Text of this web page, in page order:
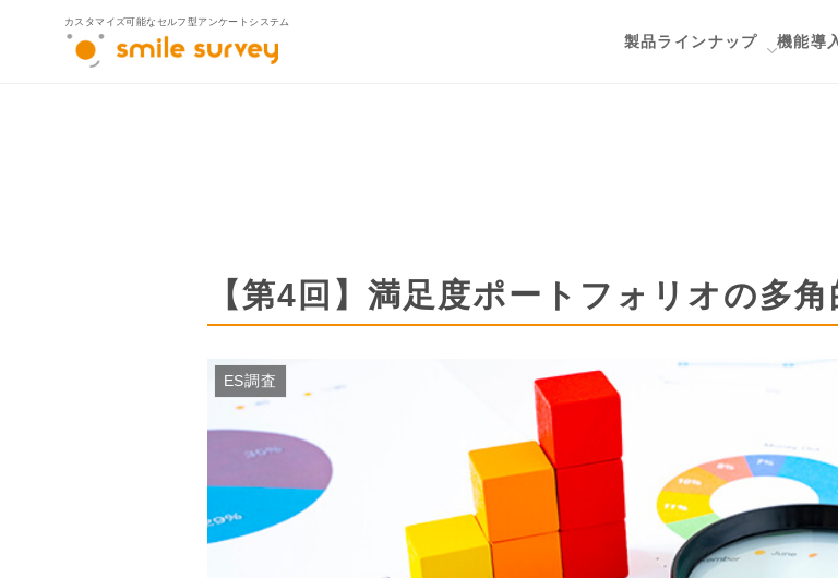
カスタマイズ可能なセルフ型アンケートシステム
製品ラインナップ
官公庁自治体向け
会員向けのクロ
アンケート画面
機能導
【第4回】満足度ポートフォリオの多
ES調査